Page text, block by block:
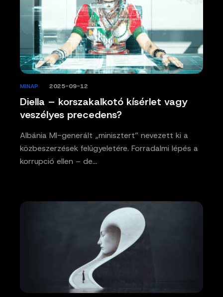
Diella – korszakalkotó kísérlet vagy
veszélyes precedens?
MINAP 2025-09-12
Albánia MI-generált „minisztert” nevezett ki a
közbeszerzések felügyeletére. Forradalmi lépés a
korrupció ellen – de…